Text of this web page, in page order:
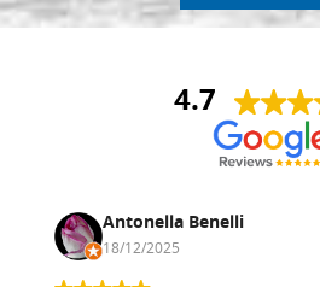
4.7
Antonella Benelli
18/12/2025